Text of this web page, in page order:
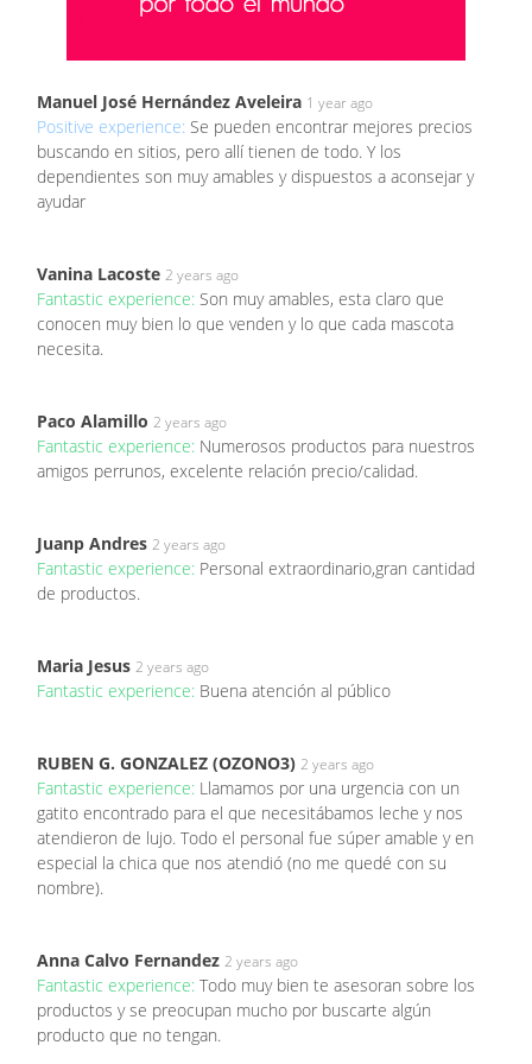
Manuel José Hernández Aveleira 1 year ago
Positive experience: Se pueden encontrar mejores precios
buscando en sitios, pero allí tienen de todo. Y los
dependientes son muy amables y dispuestos a aconsejar y
ayudar
Vanina Lacoste 2 years ago
Fantastic experience: Son muy amables, esta claro que
conocen muy bien lo que venden y lo que cada mascota
necesita.
Paco Alamillo 2 years ago
Fantastic experience: Numerosos productos para nuestros
amigos perrunos, excelente relación precio/calidad.
Juanp Andres 2 years ago
Fantastic experience: Personal extraordinario,gran cantidad
de productos.
Maria Jesus 2 years ago
Fantastic experience: Buena atención al público
RUBEN G. GONZALEZ (OZONO3) 2 years ago
Fantastic experience: Llamamos por una urgencia con un
gatito encontrado para el que necesitábamos leche y nos
atendieron de lujo. Todo el personal fue súper amable y en
especial la chica que nos atendió (no me quedé con su
nombre).
Anna Calvo Fernandez 2 years ago
Fantastic experience: Todo muy bien te asesoran sobre los
productos y se preocupan mucho por buscarte algún
producto que no tengan.